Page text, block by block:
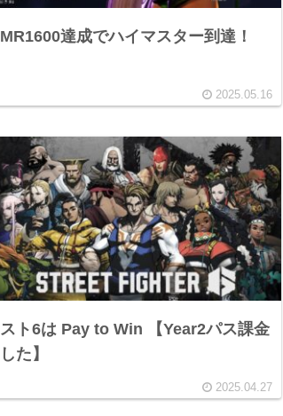
MR1600達成でハイマスター到達！
2025.05.16
スト6は Pay to Win 【Year2パス課金
した】
2025.04.27